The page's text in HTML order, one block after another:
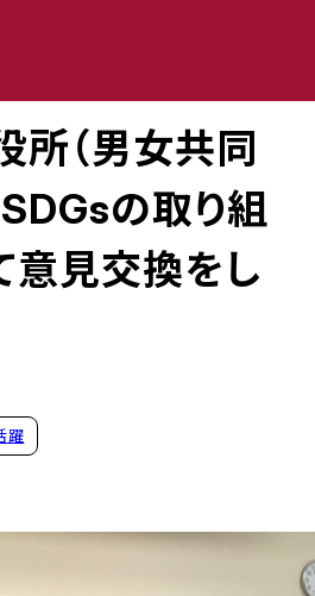
所（男女共同
の取り組
意見交換をし
躍